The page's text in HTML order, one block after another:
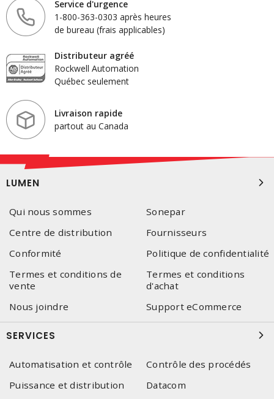
Service d'urgence
1-800-363-0303 après heures
de bureau (frais applicables)
Distributeur agréé
Rockwell Automation
Québec seulement
Livraison rapide
partout au Canada
LUMEN
Qui nous sommes
Sonepar
Centre de distribution
Fournisseurs
Conformité
Politique de confidentialité
Termes et conditions de
vente
Termes et conditions
d'achat
Nous joindre
Support eCommerce
SERVICES
Automatisation et contrôle
Contrôle des procédés
Puissance et distribution
Datacom